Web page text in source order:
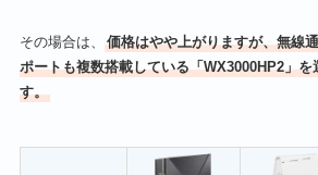
その場合は、
価格はやや上がりますが、無線
ポートも複数搭載している「WX3000HP2」
す。